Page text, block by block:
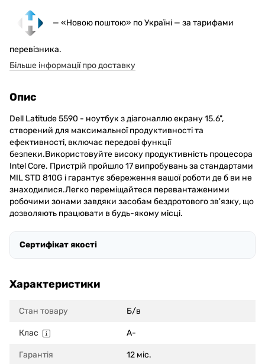
— «Новою поштою» по Україні — за тарифами
перевізника.
Більше інформації про доставку
Опис
Dell Latitude 5590 - ноутбук з діагоналлю екрану 15.6",
створений для максимальної продуктивності та
ефективності, включає передові функції
безпеки.Використовуйте високу продуктивність процесора
Intel Core. Пристрій пройшло 17 випробувань за стандартами
MIL STD 810G і гарантує збереження вашої роботи де б ви не
знаходилися.Легко переміщайтеся перевантаженими
робочими зонами завдяки засобам бездротового зв'язку, що
дозволяють працювати в будь-якому місці.
Сертифікат якості
Характеристики
Стан товару Б/в
Клас A-
Гарантія 12 міс.